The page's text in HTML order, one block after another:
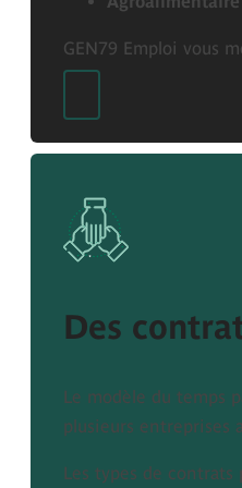
GEN79 Emploi vous
Des
Le modèle du temps
plusieurs entreprises
Les types de contrats